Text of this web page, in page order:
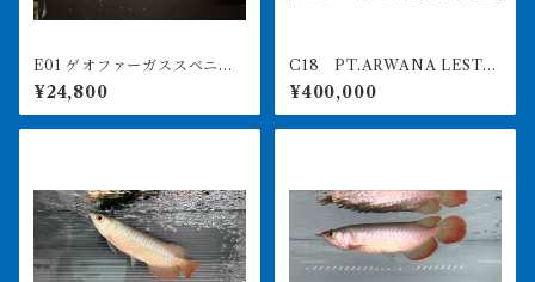
E01 ゲオファーガススベニ 2
4-26㎝前後 大きめ
¥24,800
C18 PT.ARWANA LESTA
RI 最高峰紅龍 アブソリュー
トレッド 19㎝前後 260-0
05145
¥400,000